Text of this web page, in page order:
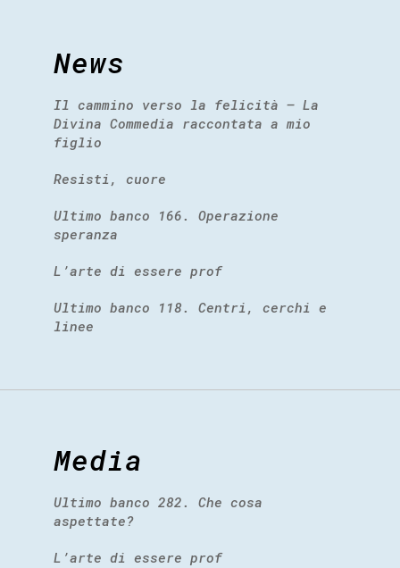
News
Il cammino verso la felicità – La
Divina Commedia raccontata a mio
figlio
Resisti, cuore
Ultimo banco 166. Operazione
speranza
L’arte di essere prof
Ultimo banco 118. Centri, cerchi e
linee
Media
Ultimo banco 282. Che cosa
aspettate?
L’arte di essere prof